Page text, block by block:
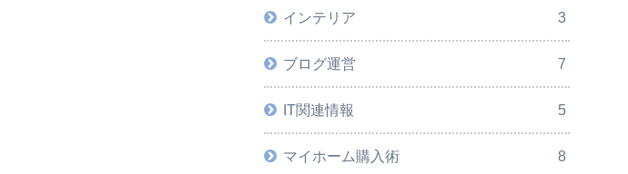
インテリア 3
ブログ運営 7
IT関連情報 5
マイホーム購入術 8